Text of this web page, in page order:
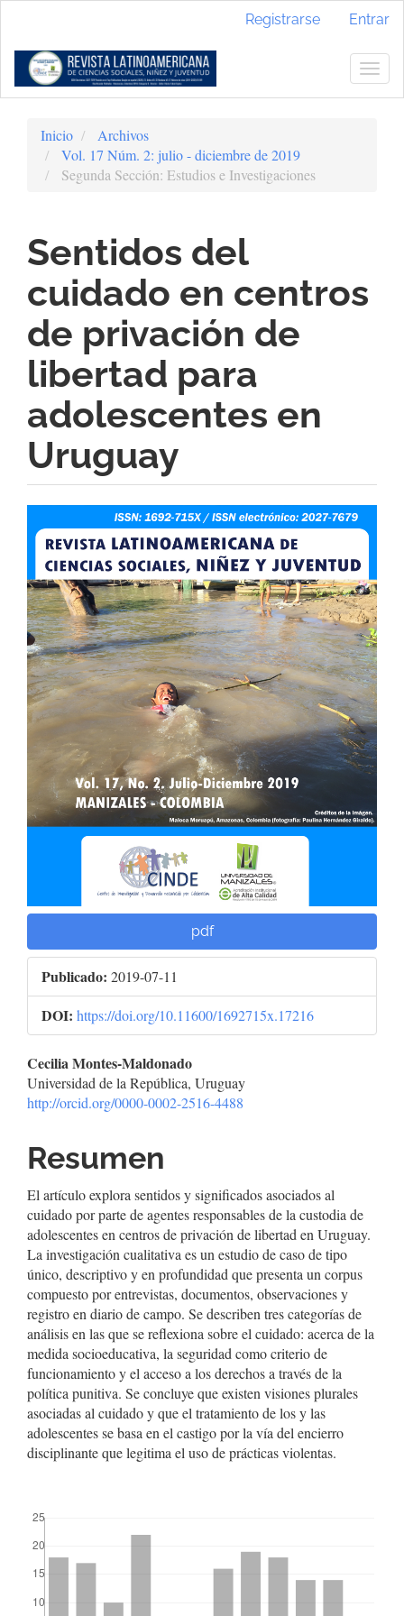
Contenido
principal
Barra
Registrarse Entrar
Inicio
Archivos
Vol. 17 Núm. 2: julio - diciembre de 2019
Segunda Sección: Estudios e Investigaciones
Sentidos del
cuidado en centros
de privación de
libertad para
adolescentes en
Uruguay
Barra
lateral
del
artículo
pdf
Publicado: 2019-07-11
DOI: https://doi.org/10.11600/1692715x.17216
Contenido
principal
artículo
Cecilia Montes-Maldonado
Universidad de la República, Uruguay
http://orcid.org/0000-0002-2516-4488
Resumen
El artículo explora sentidos y significados asociados al
cuidado por parte de agentes responsables de la custodia de
adolescentes en centros de privación de libertad en Uruguay.
La investigación cualitativa es un estudio de caso de tipo
único, descriptivo y en profundidad que presenta un corpus
compuesto por entrevistas, documentos, observaciones y
registro en diario de campo. Se describen tres categorías de
análisis en las que se reflexiona sobre el cuidado: acerca de la
medida socioeducativa, la seguridad como criterio de
funcionamiento y el acceso a los derechos a través de la
política punitiva. Se concluye que existen visiones plurales
asociadas al cuidado y que el tratamiento de los y las
adolescentes se basa en el castigo por la vía del encierro
disciplinante que legitima el uso de prácticas violentas.